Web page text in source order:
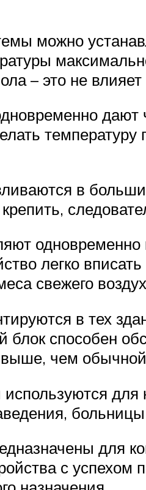
можно
– это не
дают
в
легко
свежего
в тех
способен
выше, чем
для
с